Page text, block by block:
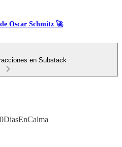
Oscar Schmitz 🚀
en Substack